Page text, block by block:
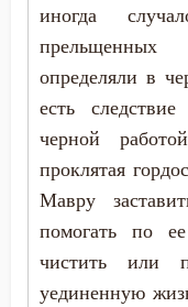
Стыд
Суета
Тело
Тщеславие
иногда
определяли в
есть
черной
проклятая
Мавру
помогать по
чистить или
уединенную